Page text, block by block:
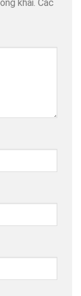
khai. Các